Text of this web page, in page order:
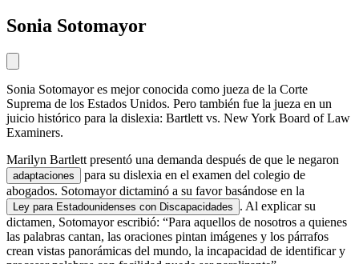
Sonia Sotomayor
Sonia Sotomayor es mejor conocida como jueza de la Corte
Suprema de los Estados Unidos. Pero también fue la jueza en un
juicio histórico para la dislexia: Bartlett vs. New York Board of Law
Examiners.
Marilyn Bartlett presentó una demanda después de que le negaron
adaptaciones
para su dislexia en el examen del colegio de
abogados. Sotomayor dictaminó a su favor basándose en la
Ley para Estadounidenses con Discapacidades
. Al explicar su
dictamen, Sotomayor escribió: “Para aquellos de nosotros a quienes
las palabras cantan, las oraciones pintan imágenes y los párrafos
crean vistas panorámicas del mundo, la incapacidad de identificar y